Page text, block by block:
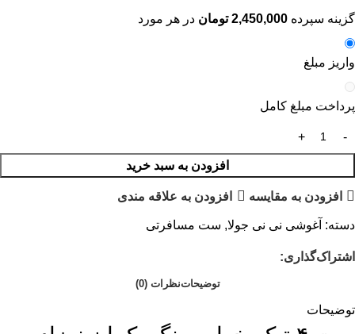
گزینه سپرده 2,450,000 تومان در هر مورد
واریز مبلغ
پرداخت مبلغ کامل
افزودن به سبد خرید
افزودن به مقایسه افزودن به علاقه مندی
دسته: آغوشی نی نی جولا, ست مسافرتی
اشتراک‌گذاری:
توضیحاتنظرات (0)
توضیحات